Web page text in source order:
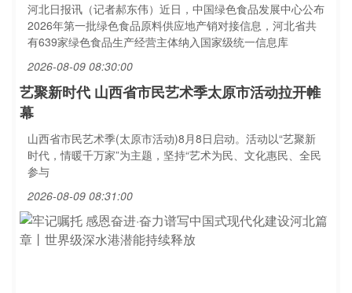
河北日报讯（记者郝东伟）近日，中国绿色食品发展中心公布
2026年第一批绿色食品原料供应地产销对接信息，河北省共
有639家绿色食品生产经营主体纳入国家级统一信息库
2026-08-09 08:30:00
艺聚新时代 山西省市民艺术季太原市活动拉开帷
幕
山西省市民艺术季(太原市活动)8月8日启动。活动以“艺聚新
时代，情暖千万家”为主题，坚持“艺术为民、文化惠民、全民
参与
2026-08-09 08:31:00